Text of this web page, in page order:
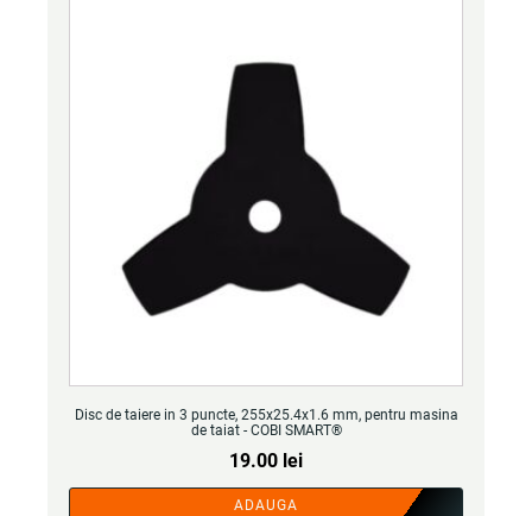
Disc de taiere in 3 puncte, 255x25.4x1.6 mm, pentru masina
de taiat - COBI SMART®
19.00 lei
ADAUGA